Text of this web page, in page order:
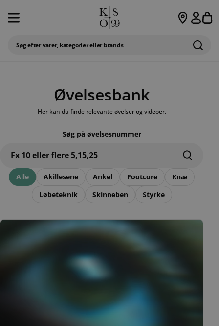
Søg efter varer, kategorier eller brands
Øvelsesbank
Her kan du finde relevante øvelser og videoer.
Søg på øvelsesnummer
Alle Akillesene Ankel Footcore
Knæ
Løbeteknik
Skinneben Styrke